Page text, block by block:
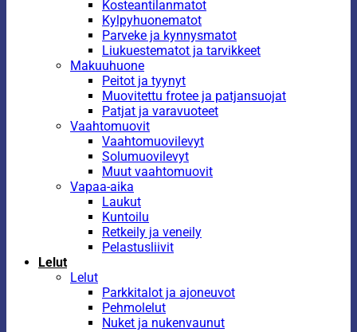
Kosteantilanmatot
Kylpyhuonematot
Parveke ja kynnysmatot
Liukuestematot ja tarvikkeet
Makuuhuone
Peitot ja tyynyt
Muovitettu frotee ja patjansuojat
Patjat ja varavuoteet
Vaahtomuovit
Vaahtomuovilevyt
Solumuovilevyt
Muut vaahtomuovit
Vapaa-aika
Laukut
Kuntoilu
Retkeily ja veneily
Pelastusliivit
Lelut
Lelut
Parkkitalot ja ajoneuvot
Pehmolelut
Nuket ja nukenvaunut